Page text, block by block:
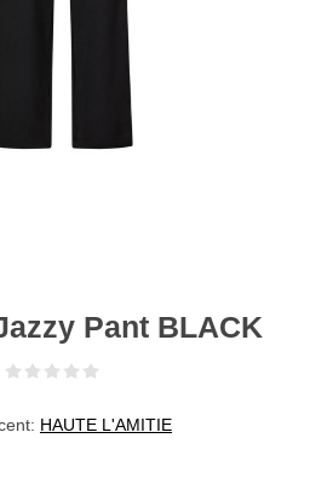
Pant BLACK
HAUTE L'AMITIE